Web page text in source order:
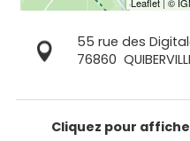
55 rue des
76860
Cliquez pour